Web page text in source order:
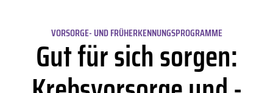
VORSORGE- UND FRÜHERKENNUNGSPROGRAMME
Gut für sich sorgen: